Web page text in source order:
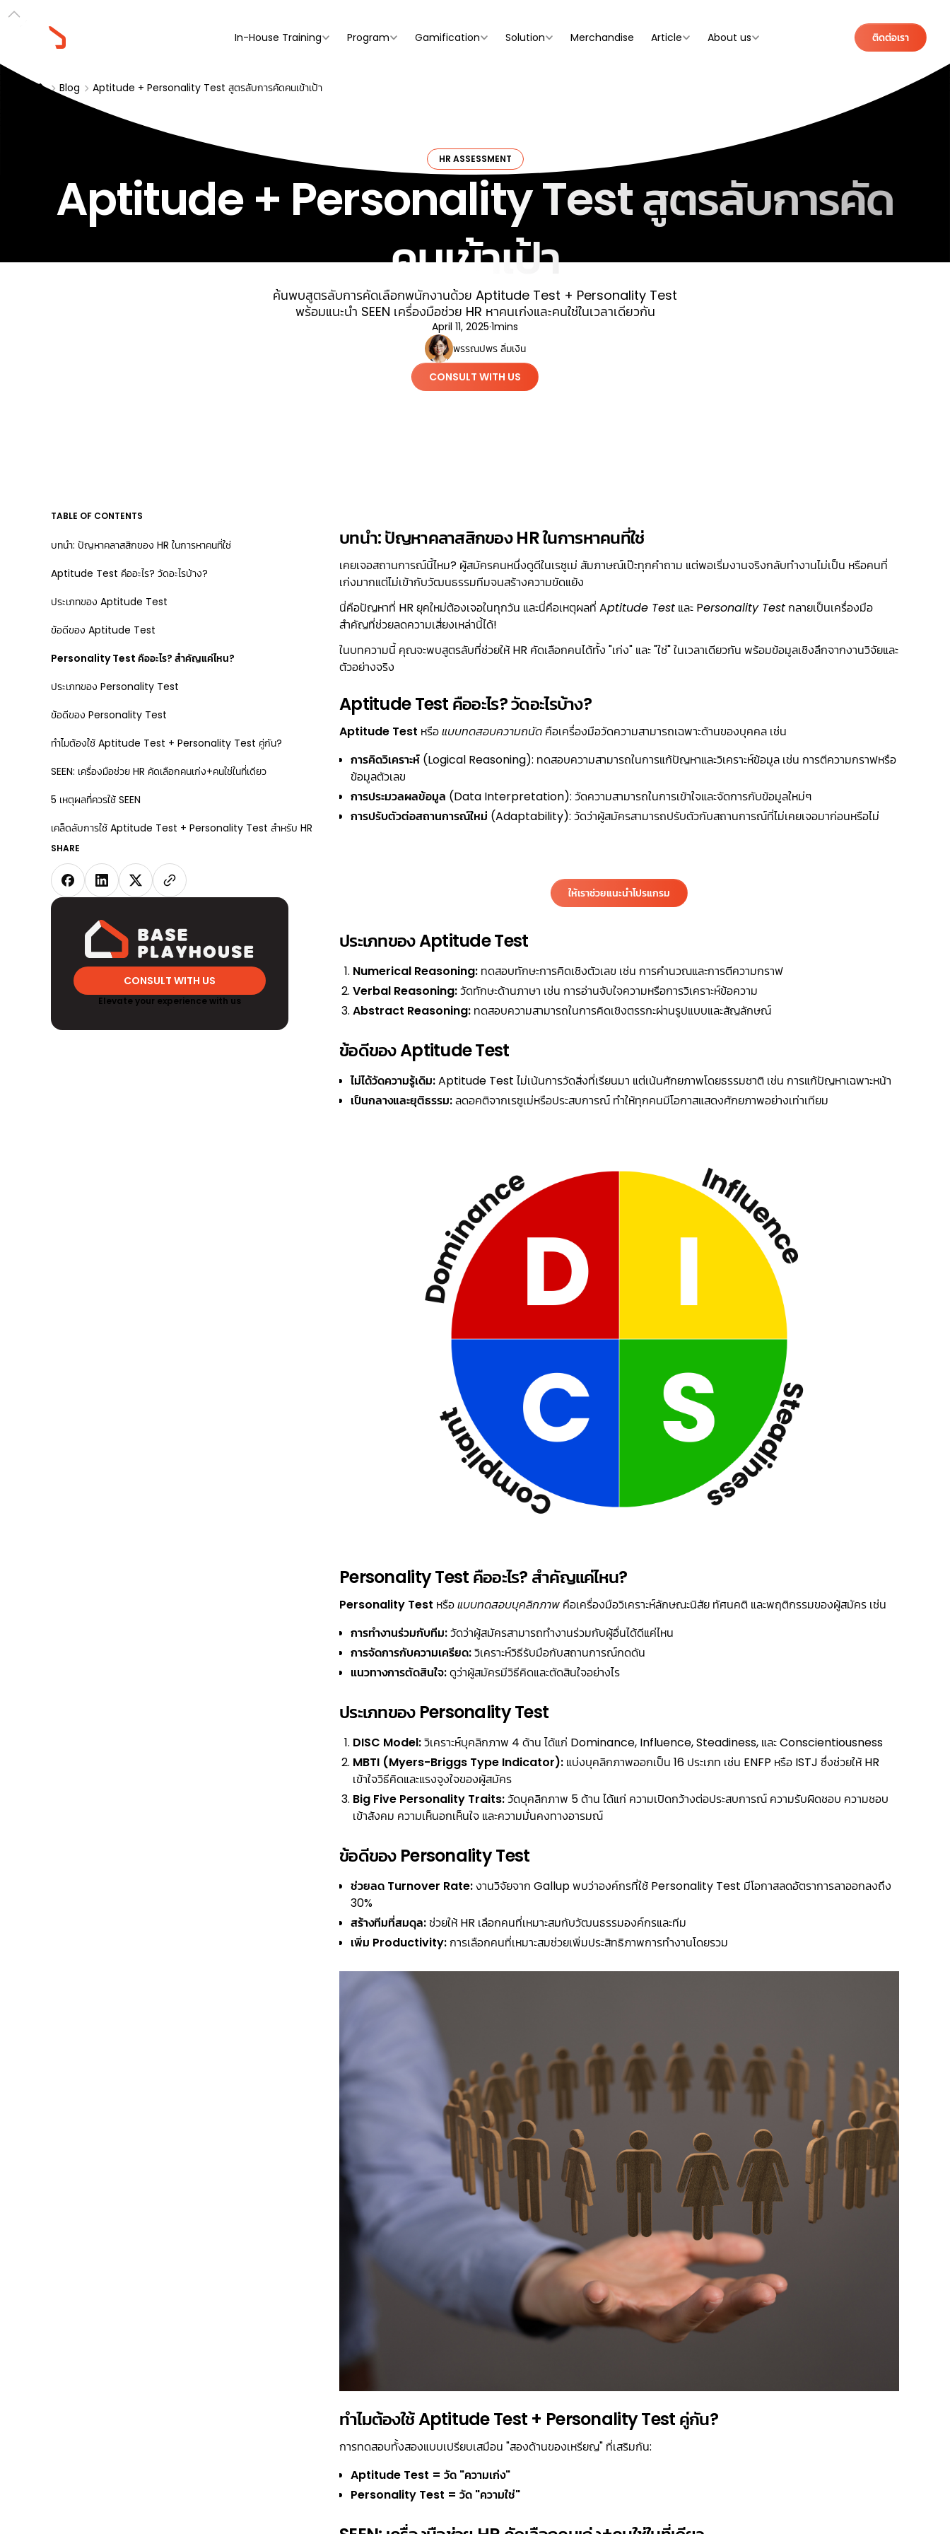
In-House Training Program Gamification Solution Merchandise Article About us ติดต่อเรา
Blog Aptitude + Personality Test สูตรลับการคัดคนเข้าเป้า
HR ASSESSMENT
Aptitude + Personality Test สูตรลับการคัด
คนเข้าเป้า
ค้นพบสูตรลับการคัดเลือกพนักงานด้วย Aptitude Test + Personality Test
พร้อมแนะนำ SEEN เครื่องมือช่วย HR หาคนเก่งและคนใช่ในเวลาเดียวกัน
April 11, 2025·1mins
พรรณปพร ลิ่มเงิน
CONSULT WITH US
TABLE OF CONTENTS
บทนำ: ปัญหาคลาสสิกของ HR ในการหาคนที่ใช่
Aptitude Test คืออะไร? วัดอะไรบ้าง?
ประเภทของ Aptitude Test
ข้อดีของ Aptitude Test
Personality Test คืออะไร? สำคัญแค่ไหน?
ประเภทของ Personality Test
ข้อดีของ Personality Test
ทำไมต้องใช้ Aptitude Test + Personality Test คู่กัน?
SEEN: เครื่องมือช่วย HR คัดเลือกคนเก่ง+คนใช่ในที่เดียว
5 เหตุผลที่ควรใช้ SEEN
เคล็ดลับการใช้ Aptitude Test + Personality Test สำหรับ HR
SHARE
CONSULT WITH US
Elevate your experience with us
บทนำ: ปัญหาคลาสสิกของ HR ในการหาคนที่ใช่
เคยเจอสถานการณ์นี้ไหม? ผู้สมัครคนหนึ่งดูดีในเรซูเม่ สัมภาษณ์เป๊ะทุกคำถาม แต่พอเริ่มงานจริงกลับทำงานไม่เป็น หรือคนที่
เก่งมากแต่ไม่เข้ากับวัฒนธรรมทีมจนสร้างความขัดแย้ง
นี่คือปัญหาที่ HR ยุคใหม่ต้องเจอในทุกวัน และนี่คือเหตุผลที่ Aptitude Test และ Personality Testกลายเป็นเครื่องมือ
สำคัญที่ช่วยลดความเสี่ยงเหล่านี้ได้!
ในบทความนี้ คุณจะพบสูตรลับที่ช่วยให้ HR คัดเลือกคนได้ทั้ง "เก่ง" และ "ใช่" ในเวลาเดียวกัน พร้อมข้อมูลเชิงลึกจากงานวิจัยและ
ตัวอย่างจริง
Aptitude Test คืออะไร? วัดอะไรบ้าง?
Aptitude Test หรือแบบทดสอบความถนัด คือเครื่องมือวัดความสามารถเฉพาะด้านของบุคคล เช่น
การคิดวิเคราะห์ (Logical Reasoning): ทดสอบความสามารถในการแก้ปัญหาและวิเคราะห์ข้อมูล เช่น การตีความกราฟหรือ
ข้อมูลตัวเลข
การประมวลผลข้อมูล (Data Interpretation): วัดความสามารถในการเข้าใจและจัดการกับข้อมูลใหม่ๆ
การปรับตัวต่อสถานการณ์ใหม่ (Adaptability): วัดว่าผู้สมัครสามารถปรับตัวกับสถานการณ์ที่ไม่เคยเจอมาก่อนหรือไม่
ให้เราช่วยแนะนำโปรแกรม
ประเภทของ Aptitude Test
Numerical Reasoning: ทดสอบทักษะการคิดเชิงตัวเลข เช่น การคำนวณและการตีความกราฟ
Verbal Reasoning:วัดทักษะด้านภาษา เช่น การอ่านจับใจความหรือการวิเคราะห์ข้อความ
Abstract Reasoning: ทดสอบความสามารถในการคิดเชิงตรรกะผ่านรูปแบบและสัญลักษณ์
ข้อดีของ Aptitude Test
ไม่ได้วัดความรู้เดิม:Aptitude Test ไม่เน้นการวัดสิ่งที่เรียนมา แต่เน้นศักยภาพโดยธรรมชาติ เช่น การแก้ปัญหาเฉพาะหน้า
เป็นกลางและยุติธรรม:ลดอคติจากเรซูเม่หรือประสบการณ์ ทำให้ทุกคนมีโอกาสแสดงศักยภาพอย่างเท่าเทียม
Personality Test คืออะไร? สำคัญแค่ไหน?
Personality Test หรือแบบทดสอบบุคลิกภาพ คือเครื่องมือวิเคราะห์ลักษณะนิสัย ทัศนคติ และพฤติกรรมของผู้สมัคร เช่น
การทำงานร่วมกับทีม:วัดว่าผู้สมัครสามารถทำงานร่วมกับผู้อื่นได้ดีแค่ไหน
การจัดการกับความเครียด:วิเคราะห์วิธีรับมือกับสถานการณ์กดดัน
แนวทางการตัดสินใจ:ดูว่าผู้สมัครมีวิธีคิดและตัดสินใจอย่างไร
ประเภทของ Personality Test
DISC Model:วิเคราะห์บุคลิกภาพ 4 ด้าน ได้แก่ Dominance, Influence, Steadiness, และ Conscientiousness
MBTI (Myers-Briggs Type Indicator): แบ่งบุคลิกภาพออกเป็น 16 ประเภท เช่น ENFP หรือ ISTJ ซึ่งช่วยให้ HR
เข้าใจวิธีคิดและแรงจูงใจของผู้สมัคร
Big Five Personality Traits:วัดบุคลิกภาพ 5 ด้าน ได้แก่ ความเปิดกว้างต่อประสบการณ์ ความรับผิดชอบ ความชอบ
เข้าสังคม ความเห็นอกเห็นใจ และความมั่นคงทางอารมณ์
ข้อดีของ Personality Test
ช่วยลด Turnover Rate:งานวิจัยจาก Gallup พบว่าองค์กรที่ใช้ Personality Test มีโอกาสลดอัตราการลาออกลงถึง
30%
สร้างทีมที่สมดุล:ช่วยให้ HR เลือกคนที่เหมาะสมกับวัฒนธรรมองค์กรและทีม
เพิ่ม Productivity:การเลือกคนที่เหมาะสมช่วยเพิ่มประสิทธิภาพการทำงานโดยรวม
ทำไมต้องใช้ Aptitude Test + Personality Test คู่กัน?
การทดสอบทั้งสองแบบเปรียบเสมือน "สองด้านของเหรียญ" ที่เสริมกัน:
Aptitude Test = วัด "ความเก่ง"
Personality Test = วัด "ความใช่"